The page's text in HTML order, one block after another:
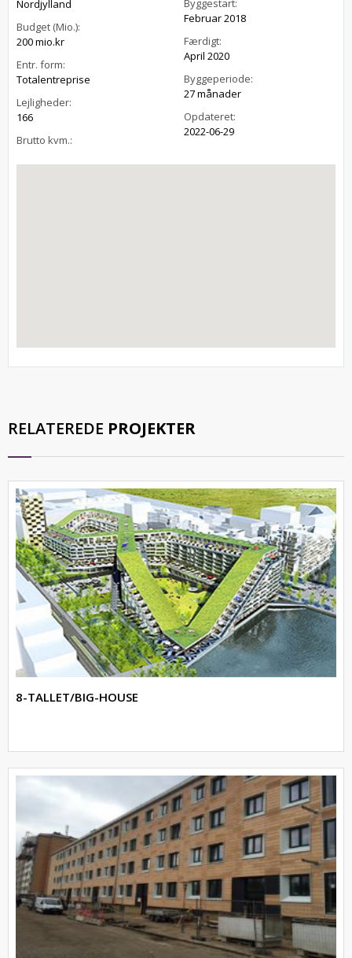
Nordjylland
Budget (Mio.):
200 mio.kr
Entr. form:
Totalentreprise
Lejligheder:
166
Brutto kvm.:
Byggestart:
Februar 2018
Færdigt:
April 2020
Byggeperiode:
27 månader
Opdateret:
2022-06-29
RELATEREDE PROJEKTER
8-TALLET/BIG-HOUSE